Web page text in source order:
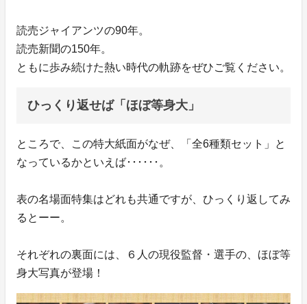
読売ジャイアンツの90年。
読売新聞の150年。
ともに歩み続けた熱い時代の軌跡をぜひご覧ください。
ひっくり返せば「ほぼ等身大」
ところで、この特大紙面がなぜ、「全6種類セット」と
なっているかといえば･･････。
表の名場面特集はどれも共通ですが、ひっくり返してみ
るとーー。
それぞれの裏面には、６人の現役監督・選手の、ほぼ等
身大写真が登場！